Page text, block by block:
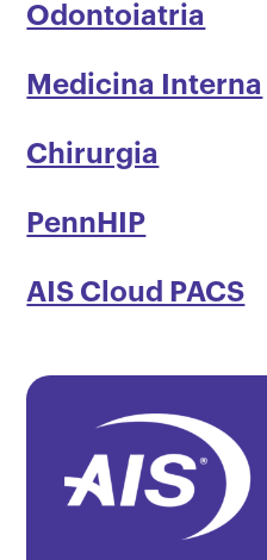
Odontoiatria
Medicina Interna
Chirurgia
PennHIP
AIS Cloud PACS